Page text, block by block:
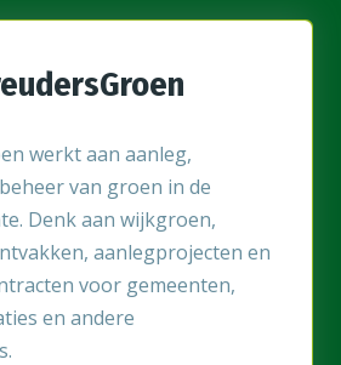
medewerkers verder helpen in
situaties buiten veranderen.
kloppen.
aanwezig zijn op projecten in
Amsterdam.
werkt aan aanleg,
van groen in de
Denk aan wijkgroen,
aanlegprojecten en
voor gemeenten,
en andere